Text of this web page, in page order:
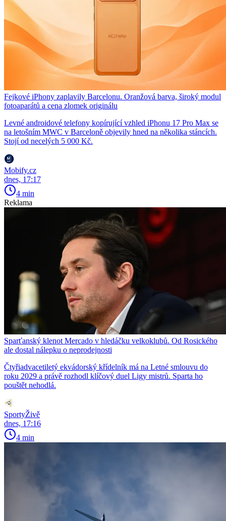
Fejkové iPhony zaplavily Barcelonu. Oranžová barva, široký modul
fotoaparátů a cena zlomek originálu
Levné androidové telefony kopírující vzhled iPhonu 17 Pro Max se
na letošním MWC v Barceloně objevily hned na několika stáncích.
Stojí od necelých 5 000 Kč.
Mobify.cz
dnes, 17:17
4 min
Reklama
Sparťanský klenot Mercado v hledáčku velkoklubů. Od Rosického
ale dostal nálepku o neprodejnosti
Čtyřiadvacetiletý ekvádorský křídelník má na Letné smlouvu do
roku 2029 a právě rozhodl klíčový duel Ligy mistrů. Sparta ho
pouštět nehodlá.
SportyŽivě
dnes, 17:16
4 min